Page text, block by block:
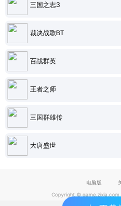
三国之志3
裁决战歌BT
百战群英
王者之师
三国群雄传
大唐盛世
电脑版
Copyright © game.zixia.com